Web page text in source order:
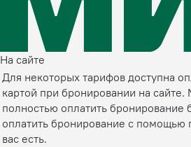
На сайте
Для некоторых тарифов доступна
картой при бронировании на
полностью оплатить
оплатить бронирование с помощью
вас есть.